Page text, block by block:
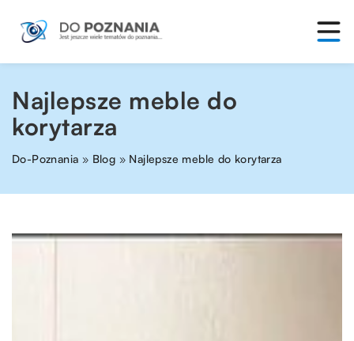
Najlepsze meble do
korytarza
Do-Poznania » Blog » Najlepsze meble do korytarza